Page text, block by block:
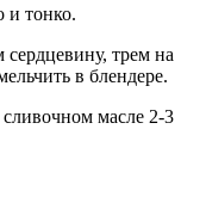
и тонко.
сердцевину, трем на
в блендере.
масле 2-3